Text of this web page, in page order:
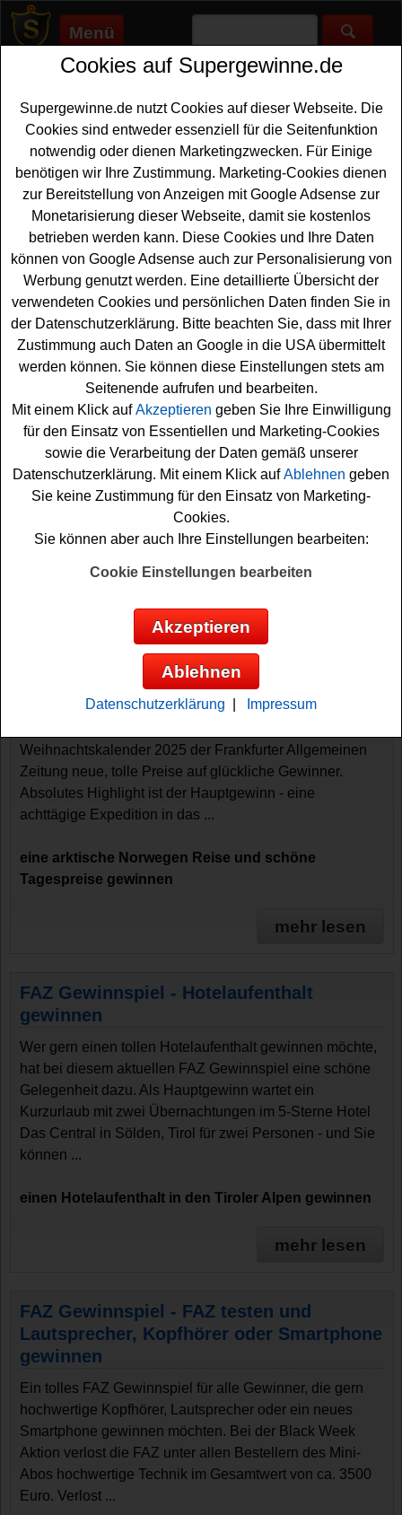
Menü
Supergewinne.de>Gewinnspiele>Faz
FAZ Gewinnspiel
Jetzt beim FAZ Gewinnspiel mitmachen und tolle Preise
gewinnen. ✅ FAZ Gewinnspiele, die auf Supergewinne.de
gelistet sind, finden Sie hier. ✅
FAZ Gewinnspiele
Anzeige:
Gewinnspiele sortieren nach:
▲ ▼
FAZ Adventskalender Gewinnspiel
Alle Jahre wieder startet das große FAZ
Weihnachtskalender 2025 der Frankfurter Allgemeinen
Zeitung neue, tolle Preise auf glückliche Gewinner.
Absolutes Highlight ist der Hauptgewinn - eine
achttägige Expedition in das ...
eine arktische Norwegen Reise und schöne
Tagespreise gewinnen
mehr lesen
FAZ Gewinnspiel - Hotelaufenthalt
gewinnen
Wer gern einen tollen Hotelaufenthalt gewinnen möchte,
hat bei diesem aktuellen FAZ Gewinnspiel eine schöne
Gelegenheit dazu. Als Hauptgewinn wartet ein
Kurzurlaub mit zwei Übernachtungen im 5-Sterne Hotel
Das Central in Sölden, Tirol für zwei Personen - und Sie
können ...
einen Hotelaufenthalt in den Tiroler Alpen gewinnen
mehr lesen
FAZ Gewinnspiel - FAZ testen und
Lautsprecher, Kopfhörer oder Smartphone
gewinnen
Ein tolles FAZ Gewinnspiel für alle Gewinner, die gern
hochwertige Kopfhörer, Lautsprecher oder ein neues
Smartphone gewinnen möchten. Bei der Black Week
Aktion verlost die FAZ unter allen Bestellern des Mini-
Abos hochwertige Technik im Gesamtwert von ca. 3500
Euro. Verlost ...
Cookies auf Supergewinne.de
Supergewinne.de nutzt Cookies auf dieser Webseite. Die
Cookies sind entweder essenziell für die Seitenfunktion
notwendig oder dienen Marketingzwecken. Für Einige
benötigen wir Ihre Zustimmung. Marketing-Cookies dienen
zur Bereitstellung von Anzeigen mit Google Adsense zur
Monetarisierung dieser Webseite, damit sie kostenlos
betrieben werden kann. Diese Cookies und Ihre Daten
können von Google Adsense auch zur Personalisierung von
Werbung genutzt werden. Eine detaillierte Übersicht der
verwendeten Cookies und persönlichen Daten finden Sie in
der Datenschutzerklärung. Bitte beachten Sie, dass mit Ihrer
Zustimmung auch Daten an Google in die USA übermittelt
werden können. Sie können diese Einstellungen stets am
Seitenende aufrufen und bearbeiten.
Mit einem Klick aufAkzeptieren geben Sie Ihre Einwilligung
für den Einsatz von Essentiellen und Marketing-Cookies
sowie die Verarbeitung der Daten gemäß unserer
Datenschutzerklärung. Mit einem Klick aufAblehnen geben
Sie keine Zustimmung für den Einsatz von Marketing-
Cookies.
Sie können aber auch Ihre Einstellungen bearbeiten:
Cookie Einstellungen bearbeiten
Akzeptieren
Ablehnen
Datenschutzerklärung Impressum